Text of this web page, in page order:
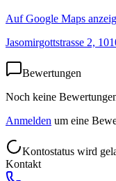
Auf Google Maps
Jasomirgottstrasse 2,
Bewertungen
Noch keine
Anmelden um eine
Kontostatus wird
Kontakt